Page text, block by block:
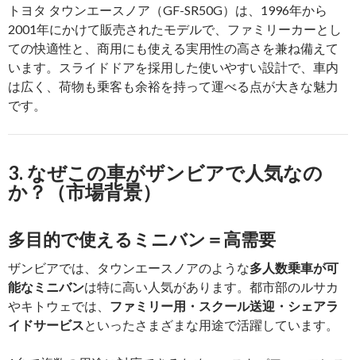
トヨタ タウンエースノア（GF-SR50G）は、1996年から
2001年にかけて販売されたモデルで、ファミリーカーとし
ての快適性と、商用にも使える実用性の高さを兼ね備えて
います。スライドドアを採用した使いやすい設計で、車内
は広く、荷物も乗客も余裕を持って運べる点が大きな魅力
です。
3. なぜこの車がザンビアで人気なの
か？（市場背景）
多目的で使えるミニバン＝高需要
ザンビアでは、タウンエースノアのような多人数乗車が可
能なミニバンは特に高い人気があります。都市部のルサカ
やキトウェでは、 ファミリー用・スクール送迎・シェアラ
イドサービス といったさまざまな用途で活躍しています。